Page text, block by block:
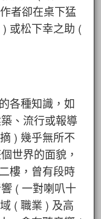
者卻在桌下猛
或松下幸之助 (
各種知識，如
、流行或報導
) 幾乎無所不
世界的面貌，
樓，曾有段時
( 一對喇叭十
( 職業 ) 及高